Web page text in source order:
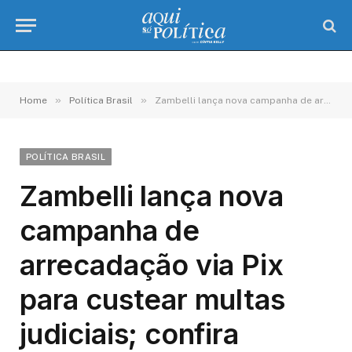
Home » Política Brasil » Zambelli lança nova campanha de arrecadação via Pix para custear multas judiciais; confira
POLÍTICA BRASIL
Zambelli lança nova
campanha de
arrecadação via Pix
para custear multas
judiciais; confira